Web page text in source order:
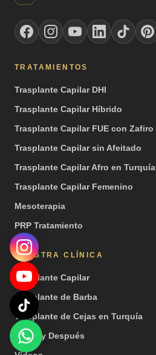
TRATAMIENTOS
Trasplante Capilar DHI
Trasplante Capilar Híbrido
Trasplante Capilar FUE con Zafiro
Trasplante Capilar sin Afeitado
Trasplante Capilar Afro en Turquía
Trasplante Capilar Femenino
Mesoterapia
PRP Tratamiento
NUESTRA CLÍNICA
Trasplante Capilar
Trasplante de Barba
Trasplante de Cejas en Turquía
Antes y Después